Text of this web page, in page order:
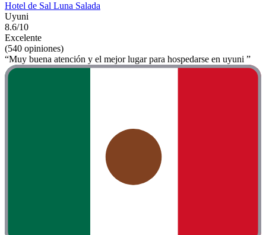
Hotel de Sal Luna Salada
Uyuni
8.6/10
Excelente
(540 opiniones)
“Muy buena atención y el mejor lugar para hospedarse en uyuni ”